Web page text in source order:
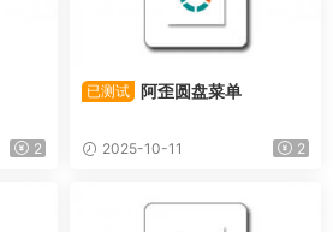
2
已测试 阿歪圆盘菜单
2025-10-11 2